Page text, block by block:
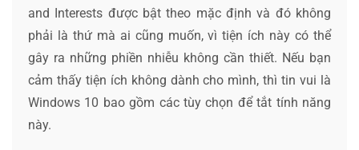
and Interests được bật theo mặc định và đó không
phải là thứ mà ai cũng muốn, vì tiện ích này có thể
gây ra những phiền nhiễu không cần thiết. Nếu bạn
cảm thấy tiện ích không dành cho mình, thì tin vui là
Windows 10 bao gồm các tùy chọn để tắt tính năng
này.